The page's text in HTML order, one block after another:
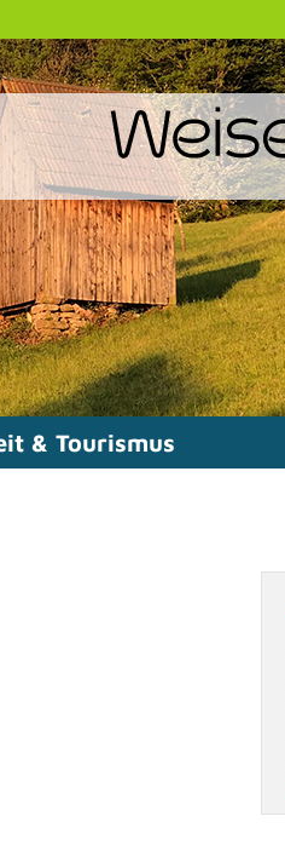
& Tourismus